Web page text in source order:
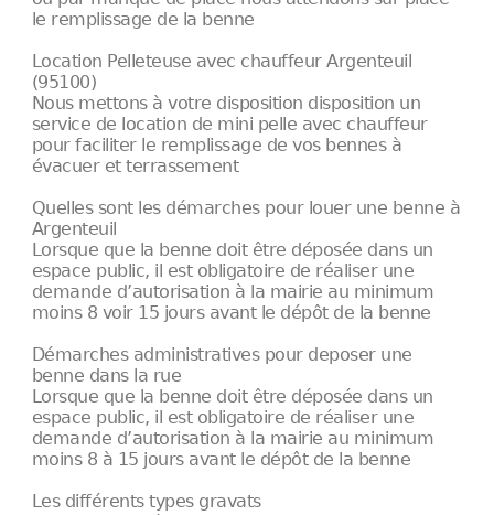
le remplissage de la benne
Location Pelleteuse avec chauffeur Argenteuil
(95100)
Nous mettons à votre disposition disposition un
service de location de mini pelle avec chauffeur
pour faciliter le remplissage de vos bennes à
évacuer et terrassement
Quelles sont les démarches pour louer une benne à
Argenteuil
Lorsque que la benne doit être déposée dans un
espace public, il est obligatoire de réaliser une
demande d’autorisation à la mairie au minimum
moins 8 voir 15 jours avant le dépôt de la benne
Démarches administratives pour deposer une
benne dans la rue
Lorsque que la benne doit être déposée dans un
espace public, il est obligatoire de réaliser une
demande d’autorisation à la mairie au minimum
moins 8 à 15 jours avant le dépôt de la benne
Les différents types gravats